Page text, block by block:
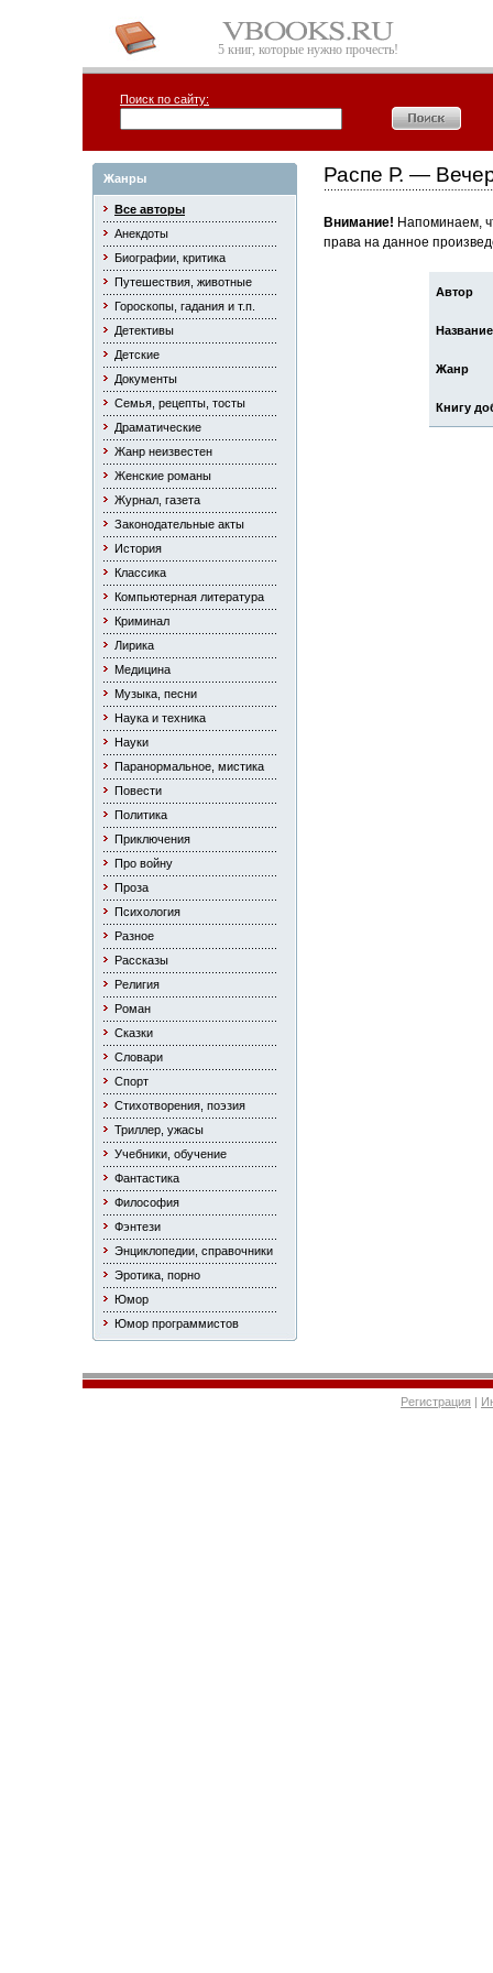
5 книг, которые нужно прочесть!
Поиск по сайту:
Жанры
Все авторы
Анекдоты
Биографии, критика
Путешествия, животные
Гороскопы, гадания и т.п.
Детективы
Детские
Документы
Семья, рецепты, тосты
Драматические
Жанр неизвестен
Женские романы
Журнал, газета
Законодательные акты
История
Классика
Компьютерная литература
Криминал
Лирика
Медицина
Музыка, песни
Наука и техника
Науки
Паранормальное, мистика
Повести
Политика
Приключения
Про войну
Проза
Психология
Разное
Рассказы
Религия
Роман
Сказки
Словари
Спорт
Стихотворения, поэзия
Триллер, ужасы
Учебники, обучение
Фантастика
Философия
Фэнтези
Энциклопедии, справочники
Эротика, порно
Юмор
Юмор программистов
Распе Р. —
Внимание! Напоминаем,
права на данное
Автор
Название
Жанр
Книгу
Регистрация |